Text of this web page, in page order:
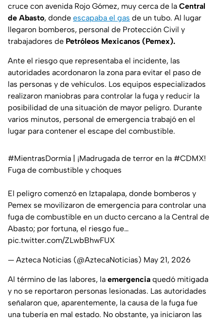
cruce con avenida Rojo Gómez, muy cerca de la Central
de Abasto, donde escapaba el gas de un tubo. Al lugar
llegaron bomberos, personal de Protección Civil y
trabajadores de Petróleos Mexicanos (Pemex).
Ante el riesgo que representaba el incidente, las
autoridades acordonaron la zona para evitar el paso de
las personas y de vehículos. Los equipos especializados
realizaron maniobras para controlar la fuga y reducir la
posibilidad de una situación de mayor peligro. Durante
varios minutos, personal de emergencia trabajó en el
lugar para contener el escape del combustible.
#MientrasDormía | ¡Madrugada de terror en la #CDMX!
Fuga de combustible y choques
El peligro comenzó en Iztapalapa, donde bomberos y
Pemex se movilizaron de emergencia para controlar una
fuga de combustible en un ducto cercano a la Central de
Abasto; por fortuna, el riesgo fue…
pic.twitter.com/ZLwbBhwFUX
— Azteca Noticias (@AztecaNoticias) May 21, 2026
Al término de las labores, la emergencia quedó mitigada
y no se reportaron personas lesionadas. Las autoridades
señalaron que, aparentemente, la causa de la fuga fue
una tubería en mal estado. No obstante, ya iniciaron las